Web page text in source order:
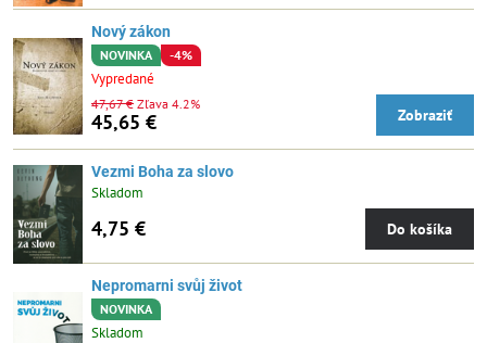
Nový zákon
NOVINKA -4%
Vypredané
45,65 €
47,67 € Zľava 4.2%
Zobraziť
Vezmi Boha za slovo
Skladom
4,75 € Do košíka
Nepromarni svůj život
NOVINKA
Skladom